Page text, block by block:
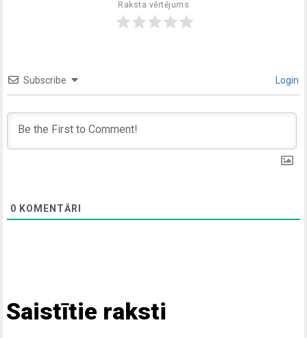
Raksta vērtējums
Subscribe Login
0 KOMENTĀRI
Saistītie raksti